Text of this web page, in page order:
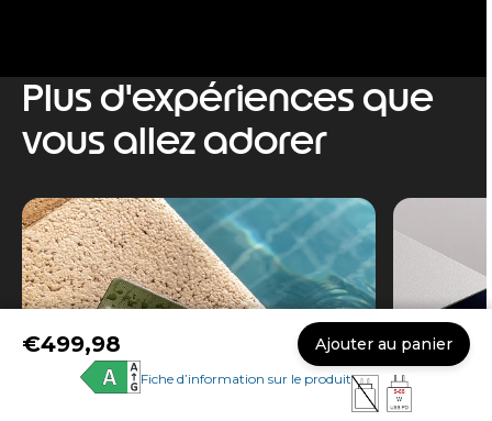
€499,98 Ajouter au panier
Fiche d’information sur le produit
Plus d'expériences que
vous allez adorer